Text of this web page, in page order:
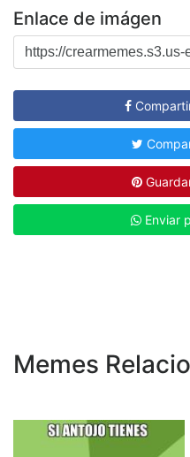
Enlace de imágen
Enviar
Memes